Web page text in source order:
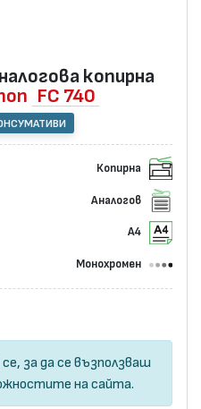
копирна
FC 740
Копирна
Аналогов
А4
Монохромен
, за да се възползваш
на сайта.